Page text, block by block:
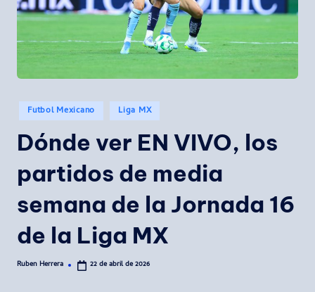
Publicado
en
Futbol Mexicano Liga MX
Dónde ver EN VIVO, los
partidos de media
semana de la Jornada 16
de la Liga MX
Publicado
Ruben Herrera 22 de abril de 2026